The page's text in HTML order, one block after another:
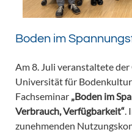
Boden im
Am 8. Juli veranstaltete
Universität für
Fachseminar „Boden im
Verbrauch, Verfügbarkeit“
zunehmenden